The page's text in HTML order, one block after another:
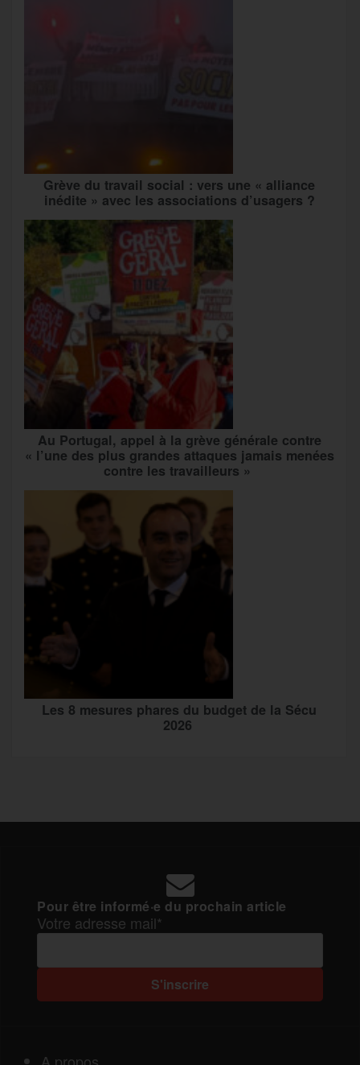
Grève du travail social : vers une « alliance
inédite » avec les associations d’usagers ?
Au Portugal, appel à la grève générale contre
« l’une des plus grandes attaques jamais menées
contre les travailleurs »
Les 8 mesures phares du budget de la Sécu
2026
Pour être informé·e du prochain article
Votre adresse mail*